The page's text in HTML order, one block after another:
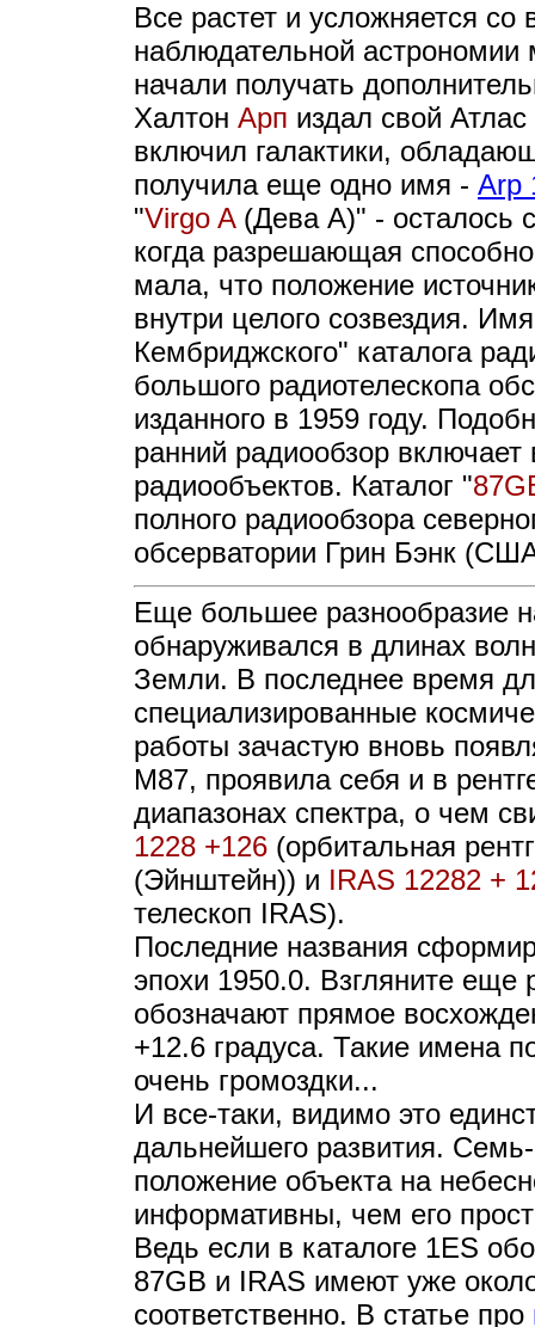
Все растет и усложняется
наблюдательной
начали получать
Халтон Арп издал свой
включил галактики,
получила еще одно имя - Arp
"Virgo A(Дева А)" - осталось
когда разрешающая
мала, что положение
внутри целого созвездия.
Кембриджского" каталога
большого радиотелескопа
изданного в 1959 году.
ранний радиообзор
радиообъектов. Каталог "
полного радиообзора
обсерватории Грин Бэнк
Еще большее разнообразие
обнаруживался в длинах
Земли. В последнее время
специализированные
работы зачастую вновь
М87, проявила себя и в
диапазонах спектра, о чем
1228 +126 (орбитальная
(Эйнштейн)) и IRAS 12282 +
телескоп IRAS).
Последние названия
эпохи 1950.0. Взгляните
обозначают прямое
+12.6 градуса. Такие имена
очень громоздки...
И все-таки, видимо это
дальнейшего развития.
положение объекта на
информативны, чем его
Ведь если в каталоге 1ES
87GB и IRAS имеют уже
соответственно. В статье про